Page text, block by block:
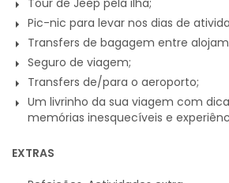
Tour de Jeep pela ilha;
Pic-nic para levar nos dias de
Transfers de bagagem entre
Seguro de viagem;
Transfers de/para o aeroporto;
Um livrinho da sua viagem com
memórias inesquecíveis e
EXTRAS